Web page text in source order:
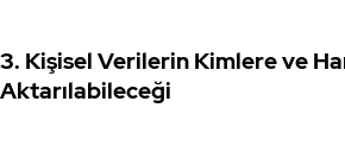
3. Kişisel Verilerin Kimlere ve
Aktarılabileceği